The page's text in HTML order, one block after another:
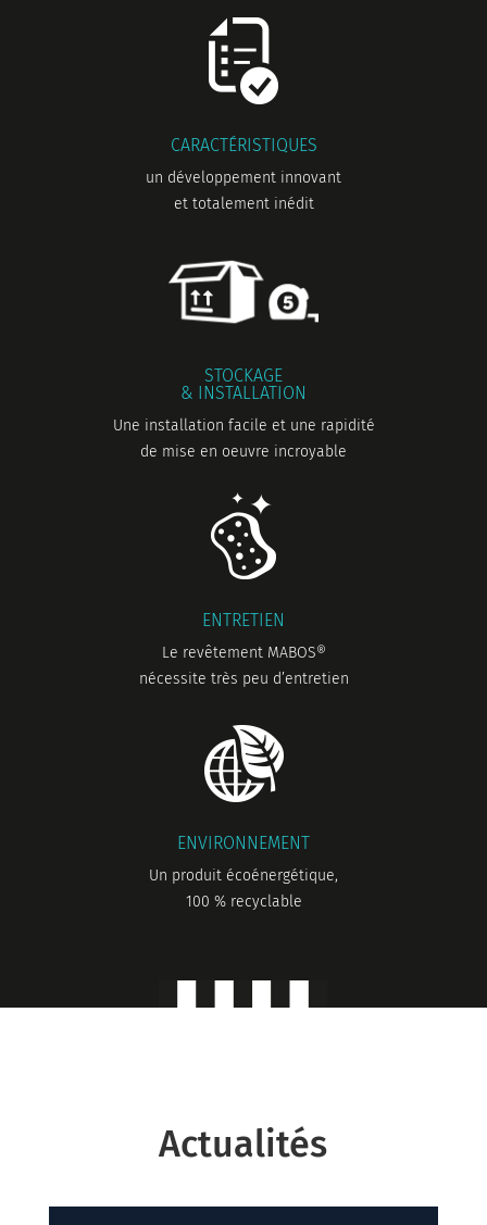
CARACTÉRISTIQUES
un développement innovant
et totalement inédit
STOCKAGE
& INSTALLATION
Une installation facile et une rapidité
de mise en oeuvre incroyable
ENTRETIEN
Le revêtement MABOS®
nécessite très peu d’entretien
ENVIRONNEMENT
Un produit écoénergétique,
100 % recyclable
Actualités